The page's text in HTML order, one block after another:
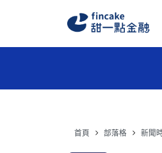
首頁 部落格 新聞